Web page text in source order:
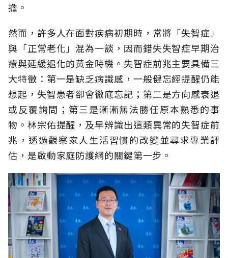
擔。
然而，許多人在面對疾病初期時，常將「失智症」
與「正常老化」混為一談，因而錯失失智症早期治
療與延緩退化的黃金時機。失智症前兆主要具備三
大特徵：第一是缺乏病識感，一般健忘經提醒仍能
想起，失智患者卻會徹底忘記；第二是方向感衰退
或反覆詢問；第三是漸漸無法勝任原本熟悉的事
物。林宗佑提醒，及早辨識出這類異常的失智症前
兆，透過觀察家人生活習慣的改變並尋求專業評
估，是啟動家庭防護網的關鍵第一步。